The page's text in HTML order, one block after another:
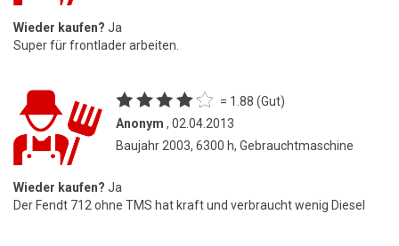
Wieder kaufen? Ja
Super für frontlader arbeiten.
= 1.88 (Gut)
Anonym , 02.04.2013
Baujahr 2003, 6300 h, Gebrauchtmaschine
Wieder kaufen? Ja
Der Fendt 712 ohne TMS hat kraft und verbraucht wenig Diesel